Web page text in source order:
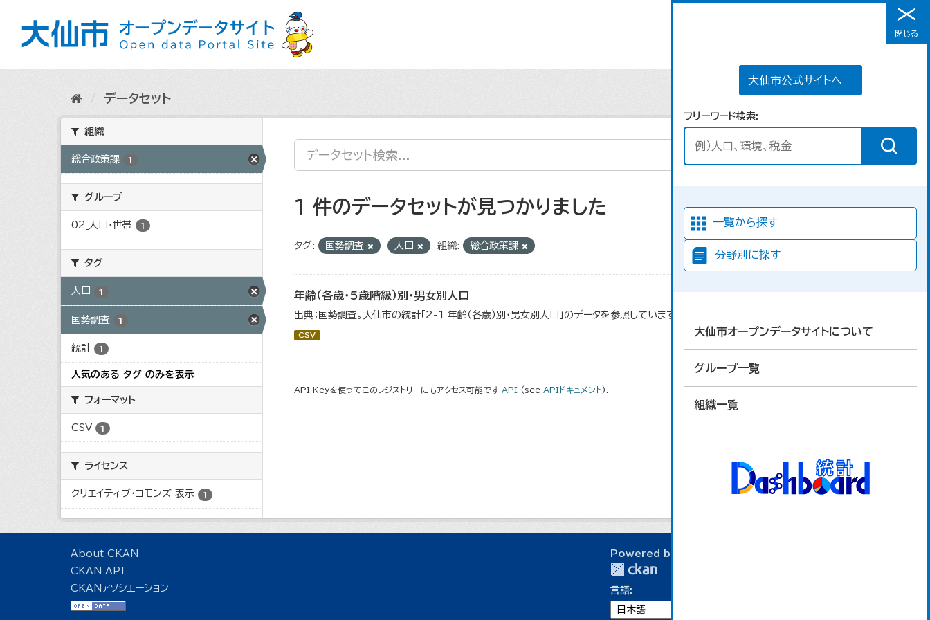
メニュー
大仙市公式サイトへ
フリーワード検索
一覧から探す
分野別に探す
大仙市オープンデータサイトについて
グループ一覧
組織一覧
閉じる
データセット
組織
総合政策課 1
グループ
02_人口・世帯 1
タグ
人口 1
国勢調査 1
統計 1
人気のある タグ のみを表示
フォーマット
CSV 1
ライセンス
クリエイティブ・コモンズ 表示 1
1 件のデータセットが見つかりました
タグ: 国勢調査 人口 組織: 総合政策課
年齢（各歳・5歳階級）別・男女別人口
出典：国勢調査。大仙市の統計「2-1 年齢（各歳）別・男女別人口」のデータを参照しています。
CSV
API Keyを使ってこのレジストリーにもアクセス可能です API (see APIドキュメント).
About CKAN
CKAN API
CKANアソシエーション
Powered by
言語